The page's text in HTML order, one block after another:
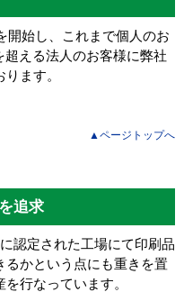
開始し、これまで個人のお
える法人のお客様に弊社
ます。
▲ページトップへ
追求
認定された工場にて印刷品
るかという点にも重きを置
行なっています。